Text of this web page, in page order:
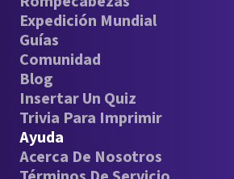
Expedición Mundial
Guías
Comunidad
Blog
Insertar Un Quiz
Trivia Para Imprimir
Ayuda
Acerca De Nosotros